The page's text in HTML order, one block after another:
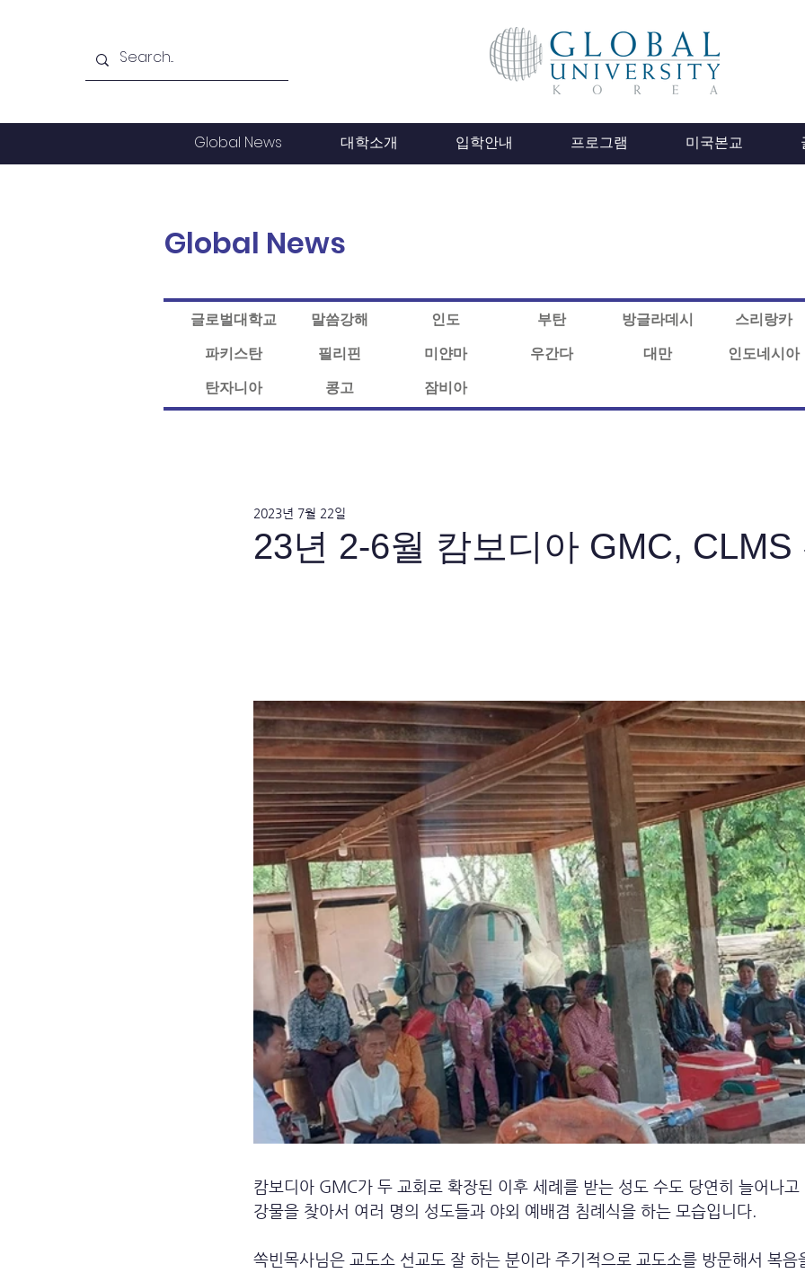
Global News 대학소개 입학안내 프로그램 미국본교
Global News
글로벌대학교 말씀강해 인도 부탄 방글라데시 스리랑카
파키스탄 필리핀 미얀마 우간다 대만 인도네시아
탄자니아 콩고 잠비아
23년 2-6월 캄보디아 GMC, CLMS
2023년 7월 22일
캄보디아 GMC가 두 교회로 확장된 이후 세례를 받는 성도 수도 당연히 늘어나
강물을 찾아서 여러 명의 성도들과 야외 예배겸 침례식을 하는 모습입니다.
쏙빈목사님은 교도소 선교도 잘 하는 분이라 주기적으로 교도소를 방문해서 복음